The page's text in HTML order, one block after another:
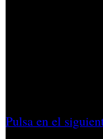
Pulsa en el